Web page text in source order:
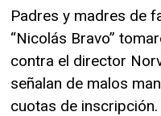
Padres y madres de
“Nicolás Bravo”
contra el director
señalan de malos
cuotas de inscripción.